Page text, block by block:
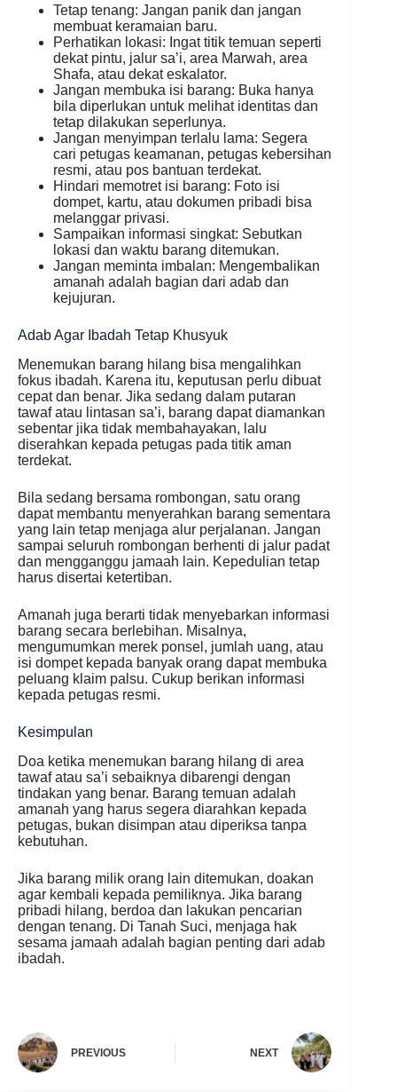
Tetap tenang: Jangan panik dan jangan
membuat keramaian baru.
Perhatikan lokasi: Ingat titik temuan seperti
dekat pintu, jalur sa’i, area Marwah, area
Shafa, atau dekat eskalator.
Jangan membuka isi barang: Buka hanya
bila diperlukan untuk melihat identitas dan
tetap dilakukan seperlunya.
Jangan menyimpan terlalu lama: Segera
cari petugas keamanan, petugas kebersihan
resmi, atau pos bantuan terdekat.
Hindari memotret isi barang: Foto isi
dompet, kartu, atau dokumen pribadi bisa
melanggar privasi.
Sampaikan informasi singkat: Sebutkan
lokasi dan waktu barang ditemukan.
Jangan meminta imbalan: Mengembalikan
amanah adalah bagian dari adab dan
kejujuran.
Adab Agar Ibadah Tetap Khusyuk
Menemukan barang hilang bisa mengalihkan
fokus ibadah. Karena itu, keputusan perlu dibuat
cepat dan benar. Jika sedang dalam putaran
tawaf atau lintasan sa’i, barang dapat diamankan
sebentar jika tidak membahayakan, lalu
diserahkan kepada petugas pada titik aman
terdekat.
Bila sedang bersama rombongan, satu orang
dapat membantu menyerahkan barang sementara
yang lain tetap menjaga alur perjalanan. Jangan
sampai seluruh rombongan berhenti di jalur padat
dan mengganggu jamaah lain. Kepedulian tetap
harus disertai ketertiban.
Amanah juga berarti tidak menyebarkan informasi
barang secara berlebihan. Misalnya,
mengumumkan merek ponsel, jumlah uang, atau
isi dompet kepada banyak orang dapat membuka
peluang klaim palsu. Cukup berikan informasi
kepada petugas resmi.
Kesimpulan
Doa ketika menemukan barang hilang di area
tawaf atau sa’i sebaiknya dibarengi dengan
tindakan yang benar. Barang temuan adalah
amanah yang harus segera diarahkan kepada
petugas, bukan disimpan atau diperiksa tanpa
kebutuhan.
Jika barang milik orang lain ditemukan, doakan
agar kembali kepada pemiliknya. Jika barang
pribadi hilang, berdoa dan lakukan pencarian
dengan tenang. Di Tanah Suci, menjaga hak
sesama jamaah adalah bagian penting dari adab
ibadah.
PREVIOUS NEXT